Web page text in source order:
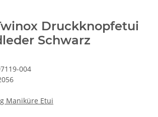
Druckknopfetui
Schwarz
004
Maniküre Etui